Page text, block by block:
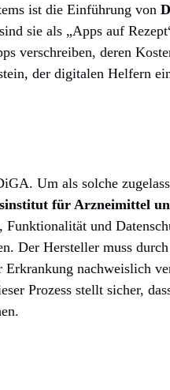
ist die Einführung von
sie als „Apps auf
verschreiben, deren
der digitalen Helfern
Um als solche
für Arzneimittel
und
Der Hersteller muss
nachweislich
Prozess stellt sicher,